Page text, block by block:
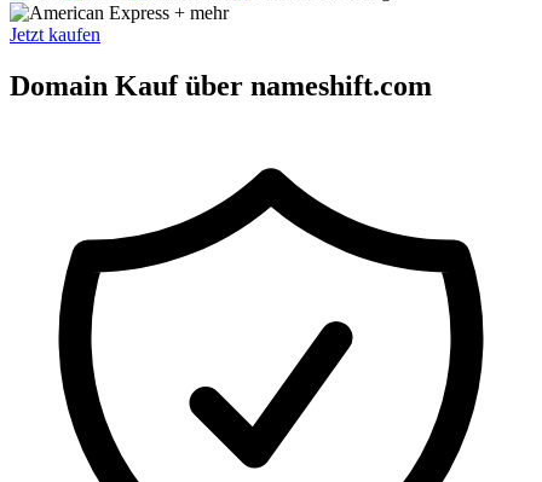
+ mehr
Jetzt kaufen
Domain Kauf über nameshift.com